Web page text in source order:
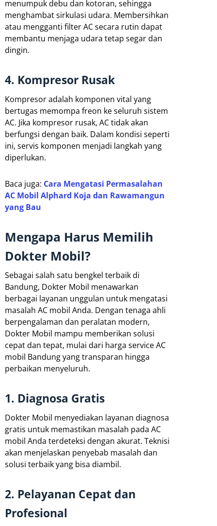
menumpuk debu dan kotoran, sehingga
menghambat sirkulasi udara. Membersihkan
atau mengganti filter AC secara rutin dapat
membantu menjaga udara tetap segar dan
dingin.
4. Kompresor Rusak
Kompresor adalah komponen vital yang
bertugas memompa freon ke seluruh sistem
AC. Jika kompresor rusak, AC tidak akan
berfungsi dengan baik. Dalam kondisi seperti
ini, servis komponen menjadi langkah yang
diperlukan.
Baca juga: Cara Mengatasi Permasalahan
AC Mobil Alphard Koja dan Rawamangun
yang Bau
Mengapa Harus Memilih
Dokter Mobil?
Sebagai salah satu bengkel terbaik di
Bandung, Dokter Mobil menawarkan
berbagai layanan unggulan untuk mengatasi
masalah AC mobil Anda. Dengan tenaga ahli
berpengalaman dan peralatan modern,
Dokter Mobil mampu memberikan solusi
cepat dan tepat, mulai dari harga service AC
mobil Bandung yang transparan hingga
perbaikan menyeluruh.
1. Diagnosa Gratis
Dokter Mobil menyediakan layanan diagnosa
gratis untuk memastikan masalah pada AC
mobil Anda terdeteksi dengan akurat. Teknisi
akan menjelaskan penyebab masalah dan
solusi terbaik yang bisa diambil.
2. Pelayanan Cepat dan
Profesional